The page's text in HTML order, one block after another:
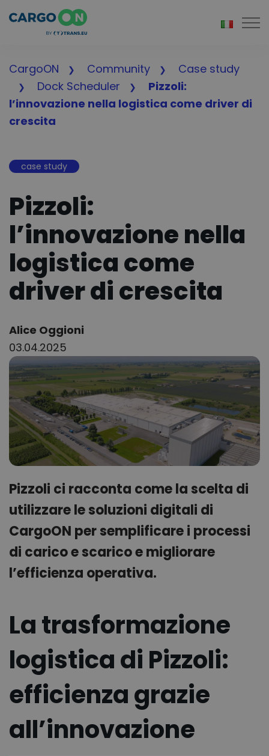
CargoON Community
Case study
Dock Scheduler
Pizzoli:
l’innovazione nella logistica come driver di
crescita
case study
Pizzoli:
l’innovazione nella
logistica come
driver di crescita
Author:
Alice Oggioni
03.04.2025
Pizzoli ci racconta come la scelta di
utilizzare le soluzioni digitali di
CargoON per semplificare i processi
di carico e scarico e migliorare
l’efficienza operativa.
La trasformazione
logistica di Pizzoli:
efficienza grazie
all’innovazione